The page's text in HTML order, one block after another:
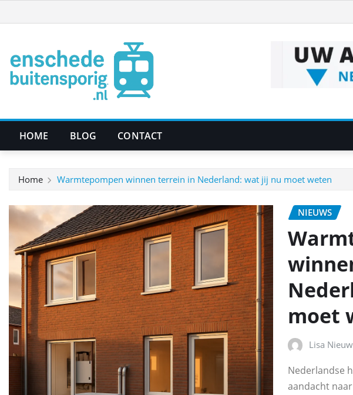
naar
inhoud
HOME BLOG CONTACT
Home Warmtepompen winnen terrein in Nederland: wat jij nu moet weten
NIEUWS
moet
Lisa
Nederlandse
aandacht